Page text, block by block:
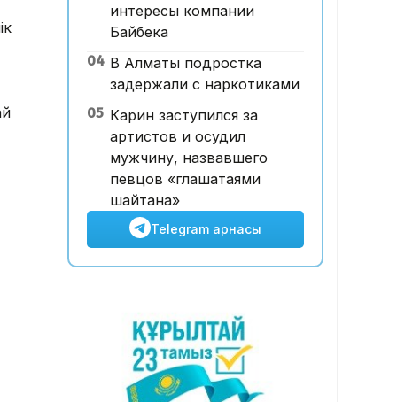
Қазақстан КҚК-ға жасалған
шабуылдар салдарынан
шамамен 700 млн доллар
табыстан қағылды – сарапшы
09:15, 07 Тамыз 2026
Щучинскіде 12 адамның
өліміне әкелген жарылыс:
дәмхана иесі сотта жауап
интересы компании
Байбека
04 В Алматы подростка
задержали с наркотиками
05 Карин заступился за
артистов и осудил
мужчину, назвавшего
певцов «глашатаями
шайтана»
Telegram арнасы